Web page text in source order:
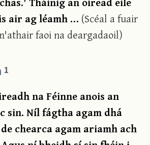
air ag léamh … (Scéal a fuair
faoi na deargadaoil)
1
na Féinne anois an
sin. Níl fágtha agam dhá
chearca agam ariamh ach